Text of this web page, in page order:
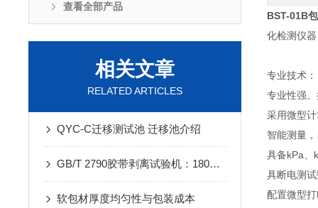
查看全部产品
相关文章
RELATED ARTICLES
QYC-C迁移测试池 迁移池介绍
GB/T 2790胶带剥离试验机：180度剥离试验方法
软包材厚度均匀性与包装成本
BST-01B
化检测仪
专业技术：
专业性强
采用微型
智能测量
具备kPa、
具断电测
配置微型